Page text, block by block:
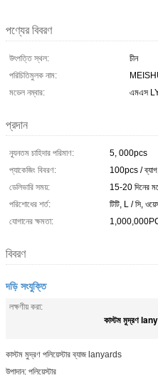
পণ্যের বিবরণ
উৎপত্তি স্থল:
চীন
পরিচিতিমুলক নাম:
মডেল নম্বার:
এমএস
প্রদান
ন্যূনতম চাহিদার পরিমাণ:
5, 000pcs
প্যাকেজিং বিবরণ:
100pcs /
ডেলিভারি সময়:
15-20 দিনের
পরিশোধের শর্ত:
টিটি, L / সি,
যোগানের ক্ষমতা:
বিবরণ
দড়ি সংযুক্তি
লক্ষণীয় করা:
কাস্টম মুদ্রণ
কাস্টম মুদ্রণ পলিয়েস্টার ব্যাজ lanyards
উপাদান: পলিয়েস্টার